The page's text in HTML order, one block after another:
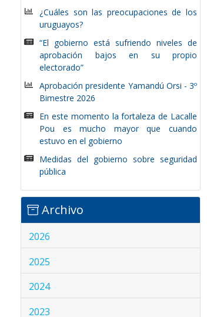
¿Cuáles son las preocupaciones de los
uruguayos?
“El gobierno está sufriendo niveles de
aprobación bajos en su propio
electorado”
Aprobación presidente Yamandú Orsi - 3º
Bimestre 2026
En este momento la fortaleza de Lacalle
Pou es mucho mayor que cuando
estuvo en el gobierno
Medidas del gobierno sobre seguridad
pública
Archivo
2026
2025
2024
2023